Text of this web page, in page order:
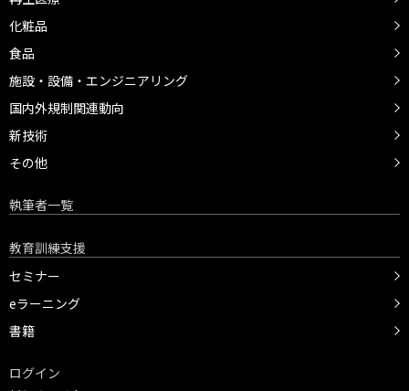
化粧品
食品
施設・設備・エンジニアリング
国内外規制関連動向
新技術
その他
執筆者一覧
教育訓練支援
セミナー
eラーニング
書籍
ログイン